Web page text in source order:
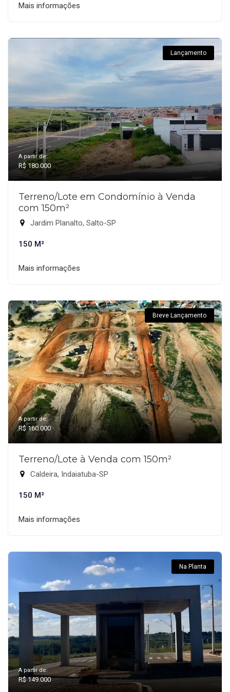
Mais informações
Lançamento
A partir de:
R$ 180.000
Terreno/Lote em Condomínio à Venda
com 150m²
Jardim Planalto, Salto-SP
150 M²
Mais informações
Breve Lançamento
A partir de:
R$ 160.000
Terreno/Lote à Venda com 150m²
Caldeira, Indaiatuba-SP
150 M²
Mais informações
Na Planta
A partir de:
R$ 149.000